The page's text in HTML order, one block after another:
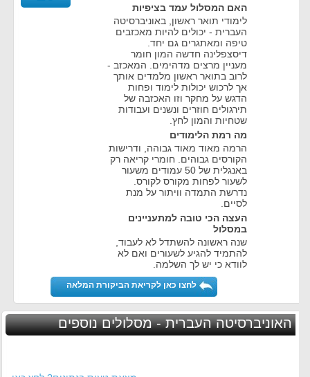
האם המסלול עמד בציפיות
לימודי תואר ראשון, באוניברסיטה
העברית - יכולים להיות מאכזבים
טיפה ומאתגרים גם יחד.
דיסצפלינה חדשה המון חומר
מעניין מרצים מדהימים. המאכזב -
לרוב בתואר ראשון מלמדים אותך
אך לרכוש יכולות לימוד ופחות
הדגש על מחקר וזו האכזבה של
תירגולים חוזרים ונשנים ועבודות
שטחיות והמון לחץ.
מה רמת הלימודים
הרמה מאוד מאוד גבוהה, ודרישות
הקורסים גבוהים. חומרי קריאה רק
באנגלית של 50 עמודים משעור
לשעור לפחות מקורס לקורס.
נדרשת התמדה וויתור על מנת
לסיים.
העצה הכי טובה למתעניינים
במסלול
שנה ראשונה להשתדל לא לעבוד,
להתמיד להגיע לשעורים ואם לא
לוודא כי יש לך השלמה.
לחצו כאן לקריאת הביקורת המלאה
האוניברסיטה העברית - מסלולים נוספים